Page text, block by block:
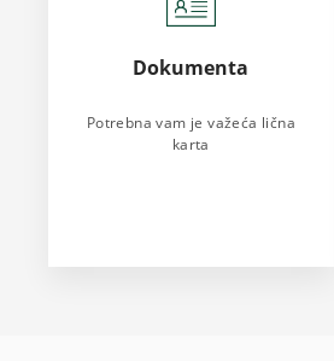
Dokumenta
Potrebna vam je važeća lična
karta